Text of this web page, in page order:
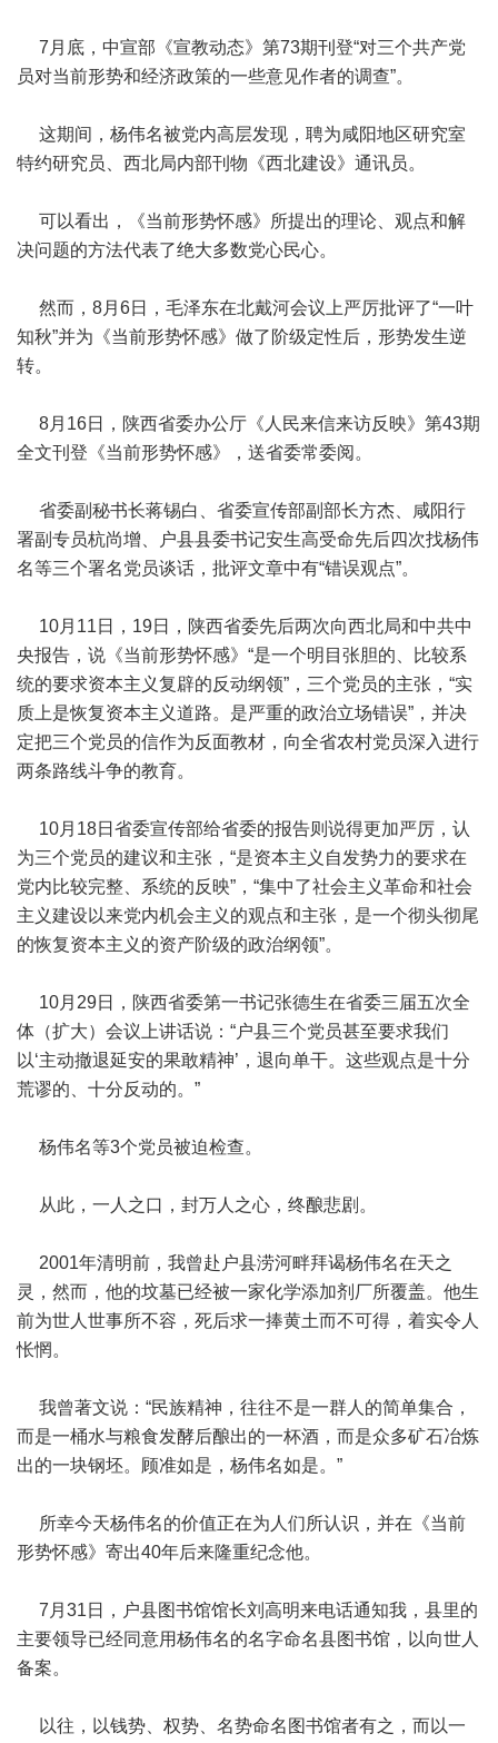
7月底，中宣部《宣教动态》第73期刊登“对三个共产党
员对当前形势和经济政策的一些意见作者的调查”。
这期间，杨伟名被党内高层发现，聘为咸阳地区研究室
特约研究员、西北局内部刊物《西北建设》通讯员。
可以看出，《当前形势怀感》所提出的理论、观点和解
决问题的方法代表了绝大多数党心民心。
然而，8月6日，毛泽东在北戴河会议上严厉批评了“一叶
知秋”并为《当前形势怀感》做了阶级定性后，形势发生逆
转。
8月16日，陕西省委办公厅《人民来信来访反映》第43期
全文刊登《当前形势怀感》，送省委常委阅。
省委副秘书长蒋锡白、省委宣传部副部长方杰、咸阳行
署副专员杭尚增、户县县委书记安生高受命先后四次找杨伟
名等三个署名党员谈话，批评文章中有“错误观点”。
10月11日，19日，陕西省委先后两次向西北局和中共中
央报告，说《当前形势怀感》“是一个明目张胆的、比较系
统的要求资本主义复辟的反动纲领”，三个党员的主张，“实
质上是恢复资本主义道路。是严重的政治立场错误”，并决
定把三个党员的信作为反面教材，向全省农村党员深入进行
两条路线斗争的教育。
10月18日省委宣传部给省委的报告则说得更加严厉，认
为三个党员的建议和主张，“是资本主义自发势力的要求在
党内比较完整、系统的反映”，“集中了社会主义革命和社会
主义建设以来党内机会主义的观点和主张，是一个彻头彻尾
的恢复资本主义的资产阶级的政治纲领”。
10月29日，陕西省委第一书记张德生在省委三届五次全
体（扩大）会议上讲话说：“户县三个党员甚至要求我们
以‘主动撤退延安的果敢精神’，退向单干。这些观点是十分
荒谬的、十分反动的。”
杨伟名等3个党员被迫检查。
从此，一人之口，封万人之心，终酿悲剧。
2001年清明前，我曾赴户县涝河畔拜谒杨伟名在天之
灵，然而，他的坟墓已经被一家化学添加剂厂所覆盖。他生
前为世人世事所不容，死后求一捧黄土而不可得，着实令人
怅惘。
我曾著文说：“民族精神，往往不是一群人的简单集合，
而是一桶水与粮食发酵后酿出的一杯酒，而是众多矿石冶炼
出的一块钢坯。顾准如是，杨伟名如是。”
所幸今天杨伟名的价值正在为人们所认识，并在《当前
形势怀感》寄出40年后来隆重纪念他。
7月31日，户县图书馆馆长刘高明来电话通知我，县里的
主要领导已经同意用杨伟名的名字命名县图书馆，以向世人
备案。
以往，以钱势、权势、名势命名图书馆者有之，而以一